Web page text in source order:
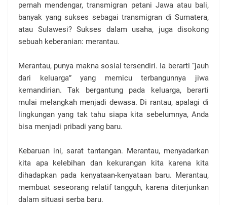
pernah mendengar, transmigran petani Jawa atau bali,
banyak yang sukses sebagai transmigran di Sumatera,
atau Sulawesi? Sukses dalam usaha, juga disokong
sebuah keberanian: merantau.
Merantau, punya makna sosial tersendiri. Ia berarti “jauh
dari keluarga” yang memicu terbangunnya jiwa
kemandirian. Tak bergantung pada keluarga, berarti
mulai melangkah menjadi dewasa. Di rantau, apalagi di
lingkungan yang tak tahu siapa kita sebelumnya, Anda
bisa menjadi pribadi yang baru.
Kebaruan ini, sarat tantangan. Merantau, menyadarkan
kita apa kelebihan dan kekurangan kita karena kita
dihadapkan pada kenyataan-kenyataan baru. Merantau,
membuat seseorang relatif tangguh, karena diterjunkan
dalam situasi serba baru.